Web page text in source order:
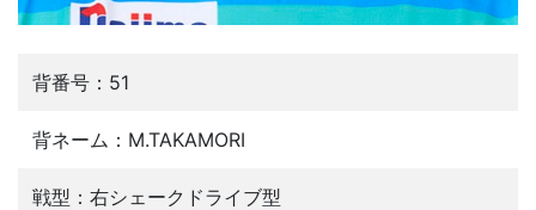
背番号：51
背ネーム：M.TAKAMORI
戦型：右シェークドライブ型